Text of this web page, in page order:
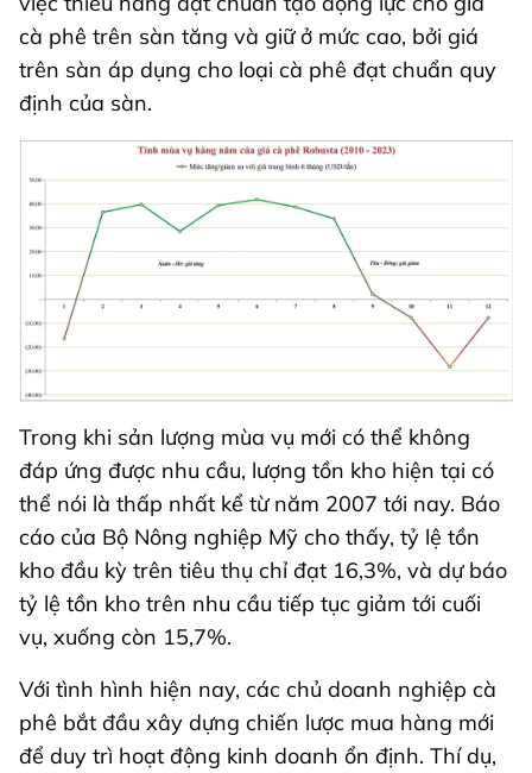
cà phê trên sàn tăng và giữ ở mức cao, bởi giá
trên sàn áp dụng cho loại cà phê đạt chuẩn quy
định của sàn.
Trong khi sản lượng mùa vụ mới có thể không
đáp ứng được nhu cầu, lượng tồn kho hiện tại có
thể nói là thấp nhất kể từ năm 2007 tới nay. Báo
cáo của Bộ Nông nghiệp Mỹ cho thấy, tỷ lệ tồn
kho đầu kỳ trên tiêu thụ chỉ đạt 16,3%, và dự báo
tỷ lệ tồn kho trên nhu cầu tiếp tục giảm tới cuối
vụ, xuống còn 15,7%.
Với tình hình hiện nay, các chủ doanh nghiệp cà
phê bắt đầu xây dựng chiến lược mua hàng mới
để duy trì hoạt động kinh doanh ổn định. Thí dụ,